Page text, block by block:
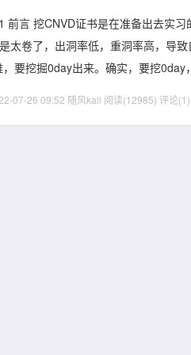
前言 挖CNVD证书是在准备出去实
太卷了，出洞率低，重洞率高，导
要挖掘0day出来。确实，要挖0day，
07-26 09:52 随风kali 阅读(12985) 评论(1)